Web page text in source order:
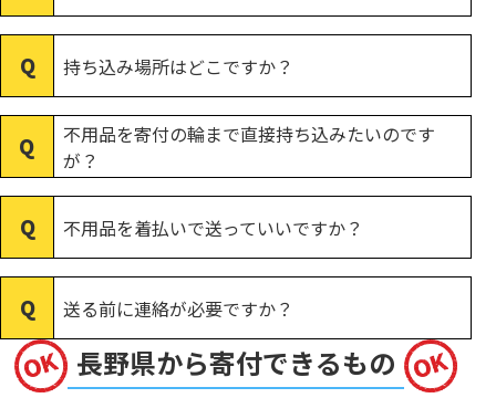
持ち込み場所はどこですか？
不用品を寄付の輪まで直接持ち込みたいのです
が？
不用品を着払いで送っていいですか？
送る前に連絡が必要ですか？
長野県から寄付できるもの